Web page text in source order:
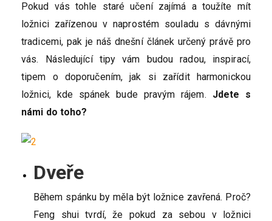
Pokud vás tohle staré učení zajímá a toužíte mít
ložnici zařízenou v naprostém souladu s dávnými
tradicemi, pak je náš dnešní článek určený právě pro
vás. Následující tipy vám budou radou, inspirací,
tipem o doporučením, jak si zařídit harmonickou
ložnici, kde spánek bude pravým rájem. Jdete s
námi do toho?
Dveře
Během spánku by měla být ložnice zavřená. Proč?
Feng shui tvrdí, že pokud za sebou v ložnici